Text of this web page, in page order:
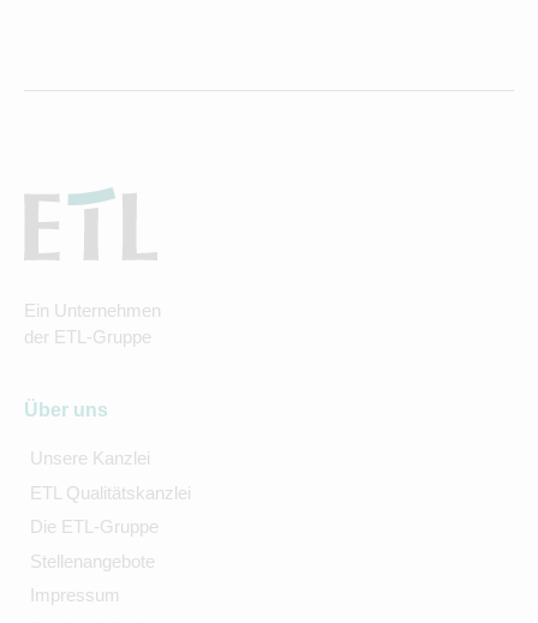
Ein Unternehmen
der ETL-Gruppe
Über uns
Unsere Kanzlei
ETL Qualitätskanzlei
Die ETL-Gruppe
Stellenangebote
Impressum